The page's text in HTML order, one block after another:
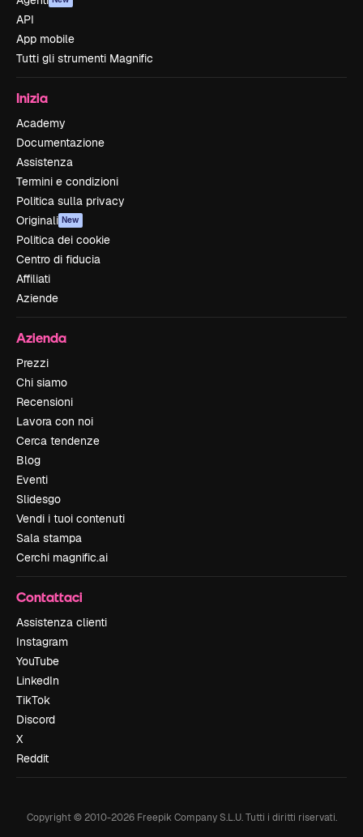
API
App mobile
Tutti gli strumenti Magnific
Inizia
Academy
Documentazione
Assistenza
Termini e condizioni
Politica sulla privacy
Originali New
Politica dei cookie
Centro di fiducia
Affiliati
Aziende
Azienda
Prezzi
Chi siamo
Recensioni
Lavora con noi
Cerca tendenze
Blog
Eventi
Slidesgo
Vendi i tuoi contenuti
Sala stampa
Cerchi magnific.ai
Contattaci
Assistenza clienti
Instagram
YouTube
LinkedIn
TikTok
Discord
X
Reddit
Copyright © 2010-2026Freepik Company S.L.U. Tutti i diritti riservati.